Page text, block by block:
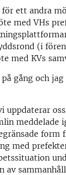
för ett andra
med VHs
(i
med KVs
gång och
uppdaterar
meddelade
med
av